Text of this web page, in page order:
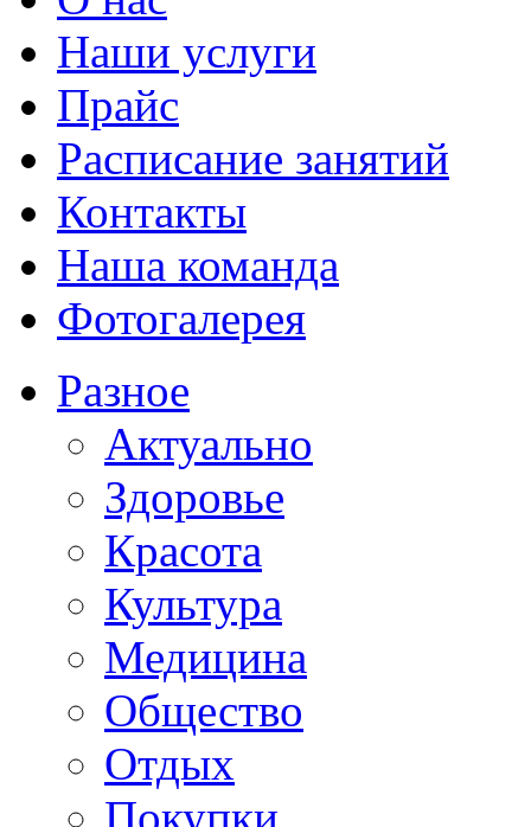
Наши услуги
Прайс
Расписание занятий
Контакты
Наша команда
Фотогалерея
Разное
Актуально
Здоровье
Красота
Культура
Медицина
Общество
Отдых